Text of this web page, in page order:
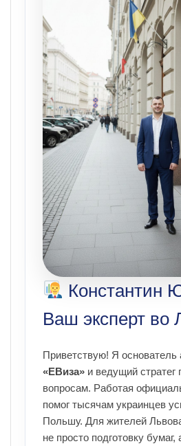
Константин
Ваш эксперт во
Приветствую! Я основатель
«ЕВиза» и ведущий стратег
вопросам. Работая
помог тысячам украинцев
Польшу. Для жителей
не просто подготовку бумаг,